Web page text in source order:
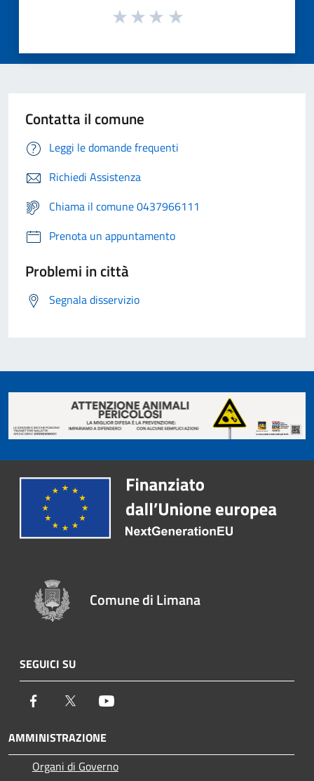
Contatta il comune
Leggi le domande frequenti
Richiedi Assistenza
Chiama il comune 0437966111
Prenota un appuntamento
Problemi in città
Segnala disservizio
Comune di Limana
SEGUICI SU
Facebook Twitter
AMMINISTRAZIONE
Organi di Governo